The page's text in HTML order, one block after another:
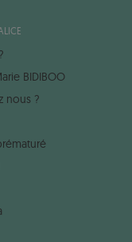
BIDIBOO
nous ?